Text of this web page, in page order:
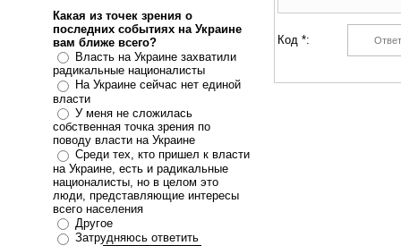
Какая из точек зрения о
последних событиях на Украине
вам ближе всего?
Власть на Украине захватили
радикальные националисты
На Украине сейчас нет единой
власти
У меня не сложилась
собственная точка зрения по
поводу власти на Украине
Среди тех, кто пришел к власти
на Украине, есть и радикальные
националисты, но в целом это
люди, представляющие интересы
всего населения
Другое
Затрудняюсь ответить
Код *: